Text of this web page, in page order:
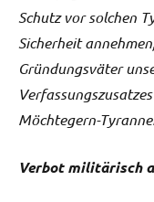
Schutz vor solchen
Sicherheit
Gründungsväter
Möchtegern-
Verbot militärisch